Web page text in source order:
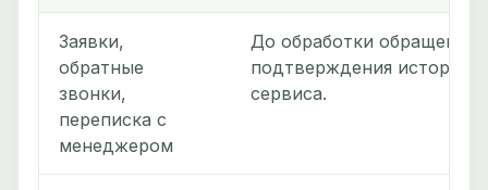
Заявки,
обратные
звонки,
переписка с
менеджером
До обработки обращения
подтверждения истории
сервиса.